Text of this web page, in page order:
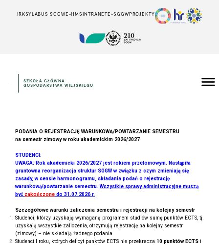
IRKSYLABUS SGGWE-HMSINTRANETE-SGGWPROJEKTY
SZKOŁA GŁÓWNA
GOSPODARSTWA WIEJSKIEGO
PODANIA O REJESTRACJĘ WARUNKOWĄ/POWTARZANIE SEMESTRU
na semestr zimowy w roku akademickim 2026/2027
STUDENCI:
UWAGA: Rok akademicki 2026/2027 jest rokiem przełomowym. Nastąpiła
gruntowna reorganizacja struktur SGGW w związku z czym zmieniają się
zasady, w sensie harmonogramu, składania podań o rejestrację
warunkową/powtarzanie semestru.Wszystkie sprawy administracyjne muszą
być zakończone do 31.07.2026 r.
Szczegółowe warunki zaliczenia semestru i rejestracji na kolejny semestr
Studenci, którzy uzyskają wymaganą programem studiów sumę punktów ECTS, tj.
uzyskają wszystkie zaliczenia, otrzymują rejestrację na kolejny semestr
(zimowy) – nie składają żadnego podania.
Studenci I roku, których deficyt punktów ECTS nie przekracza 10 punktów ECTS i